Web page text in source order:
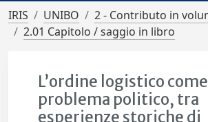
IRIS UNIBO
2 - Contributo in
2.01 Capitolo / saggio in libro
L’ordine logistico come
problema politico, tra
esperienze storiche di